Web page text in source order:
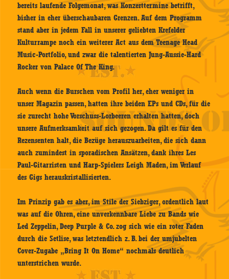
bereits laufende Folgemonat, was Konzerttermine betrifft,
bisher in eher überschaubaren Grenzen. Auf dem Programm
stand aber in jedem Fall in unserer geliebten Krefelder
Kulturrampe noch ein weiterer Act aus dem Teenage Head
Music-Portfolio, und zwar die talentierten Jung-Aussie-Hard
Rocker von Palace Of The King.
Auch wenn die Burschen vom Profil her, eher weniger in
unser Magazin passen, hatten ihre beiden EPs und CDs, für die
sie zurecht hohe Vorschuss-Lorbeeren erhalten hatten, doch
unsere Aufmerksamkeit auf sich gezogen. Da gilt es für den
Rezensenten halt, die Bezüge herauszuarbeiten, die sich dann
auch zumindest in sporadischen Ansätzen, dank ihres Les
Paul-Gitarristen und Harp-Spielers Leigh Maden, im Verlauf
des Gigs herauskristallisierten.
Im Prinzip gab es aber, im Stile der Siebziger, ordentlich laut
was auf die Ohren, eine unverkennbare Liebe zu Bands wie
Led Zeppelin, Deep Purple & Co. zog sich wie ein roter Faden
durch die Setlise, was letztendlich z. B. bei der umjubelten
Cover-Zugabe „Bring It On Home“ nochmals deutlich
unterstrichen wurde.